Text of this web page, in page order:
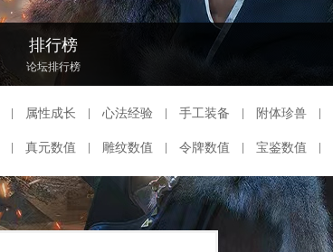
排行榜
论坛排行榜
属性成长 心法经验 手工装备 附体珍兽
真元数值 雕纹数值 令牌数值 宝鉴数值